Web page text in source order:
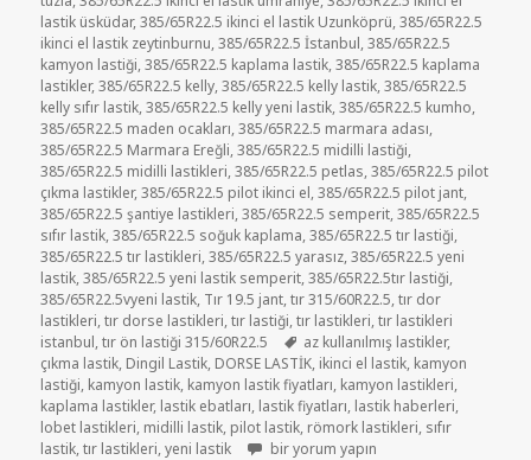
lastik üsküdar,385/65R22.5 ikinci el lastik Uzunköprü,385/65R22.5
ikinci el lastik zeytinburnu,385/65R22.5 İstanbul,385/65R22.5
kamyon lastiği,385/65R22.5 kaplama lastik,385/65R22.5 kaplama
lastikler,385/65R22.5 kelly,385/65R22.5 kelly lastik,385/65R22.5
kelly sıfır lastik,385/65R22.5 kelly yeni lastik,385/65R22.5 kumho,
385/65R22.5 maden ocakları,385/65R22.5 marmara adası,
385/65R22.5 Marmara Ereğli,385/65R22.5 midilli lastiği,
385/65R22.5 midilli lastikleri,385/65R22.5 petlas,385/65R22.5 pilot
çıkma lastikler,385/65R22.5 pilot ikinci el,385/65R22.5 pilot jant,
385/65R22.5 şantiye lastikleri,385/65R22.5 semperit,385/65R22.5
sıfır lastik,385/65R22.5 soğuk kaplama,385/65R22.5 tır lastiği,
385/65R22.5 tır lastikleri,385/65R22.5 yarasız,385/65R22.5 yeni
lastik,385/65R22.5 yeni lastik semperit,385/65R22.5tır lastiği,
385/65R22.5vyeni lastik, Tır 19.5 jant,tır 315/60R22.5,tır dor
lastikleri,tır dorse lastikleri,tır lastiği,tır lastikleri,tır lastikleri
istanbul,tır ön lastiği 315/60R22.5 Etiketler
az kullanılmış lastikler,
çıkma lastik, Dingil Lastik, DORSE LASTİK, ikinci el lastik, kamyon
lastiği, kamyon lastik, kamyon lastik fiyatları, kamyon lastikleri,
kaplama lastikler, lastik ebatları, lastik fiyatları, lastik haberleri,
lobet lastikleri, midilli lastik, pilot lastik, römork lastikleri, sıfır
lastik,tır lastikleri,yeni lastik TIR LASTİKLERİ İKİNCİ EL ÇIKMA
bir yorum yapın